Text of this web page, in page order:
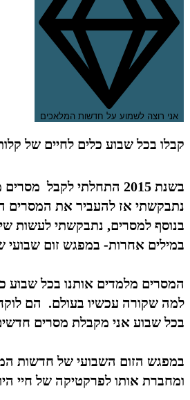
אני רוצה לשמוע על חדשות המלאכים
קבלו בכל שבוע כלים לחיים של
בשנת 2015 התחלתי לקבל מסרים מישויות אור גבוהות, עם כלים מעשיים כדי להתמודד עם האתגרים היומיומיים שלנו.
נתבקשתי אז להעביר את המסרים
בנוסף למסרים, נתבקשתי לעשות
במילים אחרות- במפגש זום שבועי
המסרים מלמדים אותנו בכל שבוע
למה שקורה עכשיו בעולם. הם
בכל שבוע אני מקבלת מסרים
במפגש הזום השבועי של חדשות
ומחברת אותו לפרקטיקה של חיי